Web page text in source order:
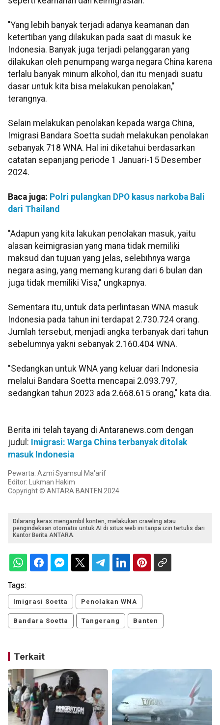
"Yang lebih banyak terjadi adanya keamanan dan
ketertiban yang dilakukan pada saat di masuk ke
Indonesia. Banyak juga terjadi pelanggaran yang
dilakukan oleh penumpang warga negara China karena
terlalu banyak minum alkohol, dan itu menjadi suatu
dasar untuk kita bisa melakukan penolakan,"
terangnya.
Selain melakukan penolakan kepada warga China,
Imigrasi Bandara Soetta sudah melakukan penolakan
sebanyak 718 WNA. Hal ini diketahui berdasarkan
catatan sepanjang periode 1 Januari-15 Desember
2024.
Baca juga: Polri pulangkan DPO kasus narkoba Bali
dari Thailand
"Adapun yang kita lakukan penolakan masuk, yaitu
alasan keimigrasian yang mana tidak memiliki
maksud dan tujuan yang jelas, selebihnya warga
negara asing, yang memang kurang dari 6 bulan dan
juga tidak memiliki Visa," ungkapnya.
Sementara itu, untuk data perlintasan WNA masuk
Indonesia pada tahun ini terdapat 2.730.724 orang.
Jumlah tersebut, menjadi angka terbanyak dari tahun
sebelumnya yakni sebanyak 2.160.404 WNA.
"Sedangkan untuk WNA yang keluar dari Indonesia
melalui Bandara Soetta mencapai 2.093.797,
sedangkan tahun 2023 ada 2.668.615 orang," kata dia.
Berita ini telah tayang di Antaranews.com dengan
judul: Imigrasi: Warga China terbanyak ditolak
masuk Indonesia
Pewarta: Azmi Syamsul Ma'arif
Editor: Lukman Hakim
Copyright © ANTARA BANTEN 2024
Dilarang keras mengambil konten, melakukan crawling atau
pengindeksan otomatis untuk AI di situs web ini tanpa izin tertulis dari
Kantor Berita ANTARA.
Tags:
Imigrasi Soetta Penolakan WNA
Bandara Soetta Tangerang Banten
Terkait